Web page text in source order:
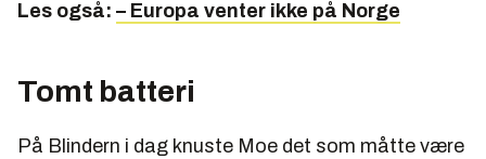
Les også: – Europa venter ikke på Norge
Tomt batteri
På Blindern i dag knuste Moe det som måtte være